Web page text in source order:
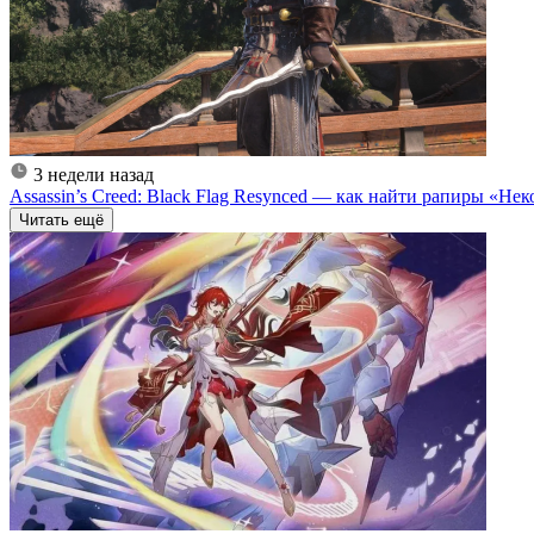
3 недели назад
Assassin’s Creed: Black Flag Resynced — как найти рапиры
Читать ещё